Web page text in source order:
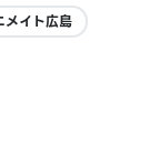
メイト広島